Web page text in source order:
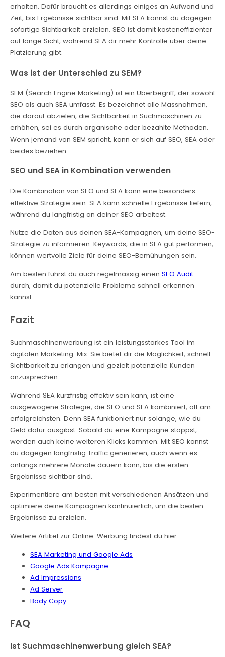
erhalten. Dafür braucht es allerdings einiges an Aufwand und
Zeit, bis Ergebnisse sichtbar sind. Mit SEA kannst du dagegen
sofortige Sichtbarkeit erzielen. SEO ist damit kosteneffizienter
auf lange Sicht, während SEA dir mehr Kontrolle über deine
Platzierung gibt.
Was ist der Unterschied zu SEM?
SEM (Search Engine Marketing) ist ein Überbegriff, der sowohl
SEO als auch SEA umfasst. Es bezeichnet alle Massnahmen,
die darauf abzielen, die Sichtbarkeit in Suchmaschinen zu
erhöhen, sei es durch organische oder bezahlte Methoden.
Wenn jemand von SEM spricht, kann er sich auf SEO, SEA oder
beides beziehen.
SEO und SEA in Kombination verwenden
Die Kombination von SEO und SEA kann eine besonders
effektive Strategie sein. SEA kann schnelle Ergebnisse liefern,
während du langfristig an deiner SEO arbeitest.
Nutze die Daten aus deinen SEA-Kampagnen, um deine SEO-
Strategie zu informieren. Keywords, die in SEA gut performen,
können wertvolle Ziele für deine SEO-Bemühungen sein.
Am besten führst du auch regelmässig einen SEO Audit
durch, damit du potenzielle Probleme schnell erkennen
kannst.
Fazit
Suchmaschinenwerbung ist ein leistungsstarkes Tool im
digitalen Marketing-Mix. Sie bietet dir die Möglichkeit, schnell
Sichtbarkeit zu erlangen und gezielt potenzielle Kunden
anzusprechen.
Während SEA kurzfristig effektiv sein kann, ist eine
ausgewogene Strategie, die SEO und SEA kombiniert, oft am
erfolgreichsten. Denn SEA funktioniert nur solange, wie du
Geld dafür ausgibst. Sobald du eine Kampagne stoppst,
werden auch keine weiteren Klicks kommen. Mit SEO kannst
du dagegen langfristig Traffic generieren, auch wenn es
anfangs mehrere Monate dauern kann, bis die ersten
Ergebnisse sichtbar sind.
Experimentiere am besten mit verschiedenen Ansätzen und
optimiere deine Kampagnen kontinuierlich, um die besten
Ergebnisse zu erzielen.
Weitere Artikel zur Online-Werbung findest du hier:
SEA Marketing und Google Ads
Google Ads Kampagne
Ad Impressions
Ad Server
Body Copy
FAQ
Ist Suchmaschinenwerbung gleich SEA?